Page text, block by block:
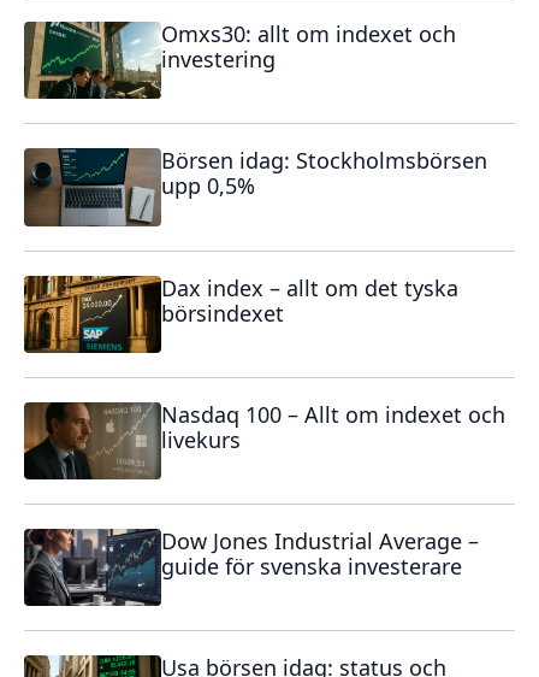
Omxs30: allt om indexet och
investering
Börsen idag: Stockholmsbörsen
upp 0,5%
Dax index – allt om det tyska
börsindexet
Nasdaq 100 – Allt om indexet och
livekurs
Dow Jones Industrial Average –
guide för svenska investerare
Usa börsen idag: status och